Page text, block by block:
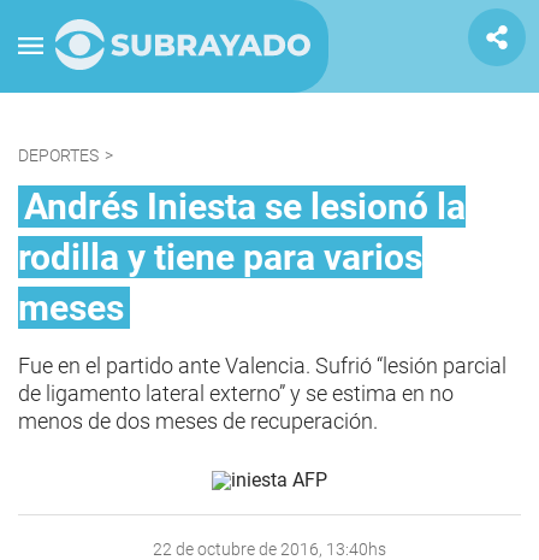
DEPORTES >
Andrés Iniesta se lesionó la
rodilla y tiene para varios
meses
Fue en el partido ante Valencia. Sufrió “lesión parcial
de ligamento lateral externo” y se estima en no
menos de dos meses de recuperación.
22 de octubre de 2016, 13:40hs